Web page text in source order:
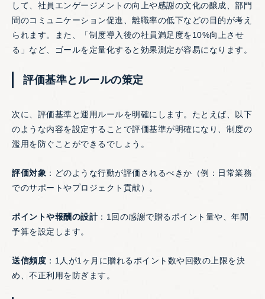
して、社員エンゲージメントの向上や感謝の文化の醸成、部門
間のコミュニケーション促進、離職率の低下などの目的が考え
られます。また、「制度導入後の社員満足度を10%向上させ
る」など、ゴールを定量化すると効果測定が容易になります。
評価基準とルールの策定
次に、評価基準と運用ルールを明確にします。たとえば、以下
のような内容を設定することで評価基準が明確になり、制度の
濫用を防ぐことができるでしょう。
評価対象 ：どのような行動が評価されるべきか（例：日常業務
でのサポートやプロジェクト貢献）。
ポイントや報酬の設計：1回の感謝で贈るポイント量や、年間
予算を設定します。
送信頻度 ：1人が1ヶ月に贈れるポイント数や回数の上限を決
め、不正利用を防ぎます。